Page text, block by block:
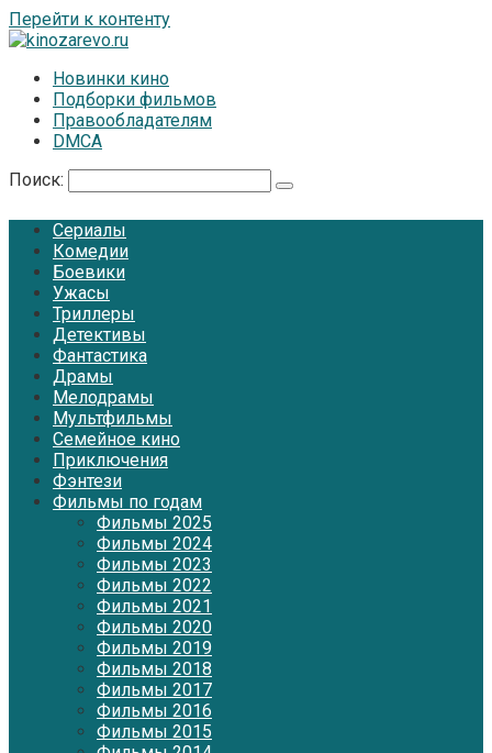
Перейти к контенту
Новинки кино
Подборки фильмов
Правообладателям
DMCA
Поиск:
Сериалы
Комедии
Боевики
Ужасы
Триллеры
Детективы
Фантастика
Драмы
Мелодрамы
Мультфильмы
Семейное кино
Приключения
Фэнтези
Фильмы по годам
Фильмы 2025
Фильмы 2024
Фильмы 2023
Фильмы 2022
Фильмы 2021
Фильмы 2020
Фильмы 2019
Фильмы 2018
Фильмы 2017
Фильмы 2016
Фильмы 2015